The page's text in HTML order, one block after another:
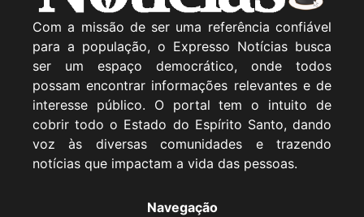
Com a missão de ser uma referência confiável
para a população, o Expresso Notícias busca
ser um espaço democrático, onde todos
possam encontrar informações relevantes e de
interesse público. O portal tem o intuito de
cobrir todo o Estado do Espírito Santo, dando
voz às diversas comunidades e trazendo
notícias que impactam a vida das pessoas.
Navegação